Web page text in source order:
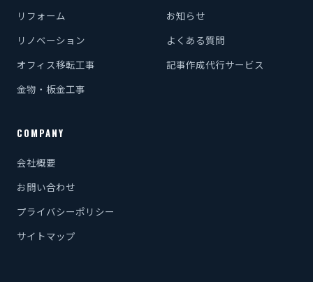
リフォーム
リノベーション
オフィス移転工事
金物・板金工事
お知らせ
よくある質問
記事作成代行サービス
COMPANY
会社概要
お問い合わせ
プライバシーポリシー
サイトマップ